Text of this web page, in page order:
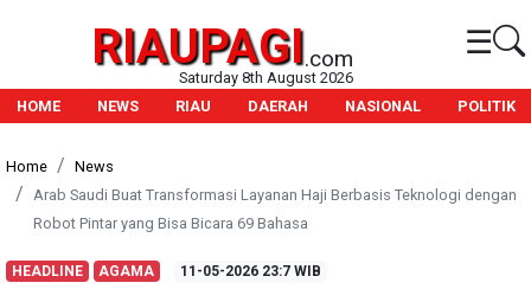
RIAUPAGI.com ☰
Saturday 8th August 2026
HOME
NEWS RIAU DAERAH NASIONAL POLITIK
Home
News
Arab Saudi Buat Transformasi Layanan Haji Berbasis Teknologi dengan
Robot Pintar yang Bisa Bicara 69 Bahasa
HEADLINE AGAMA 11-05-202623:7 WIB